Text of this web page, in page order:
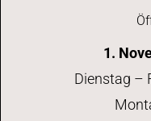
1.
Dienstag –